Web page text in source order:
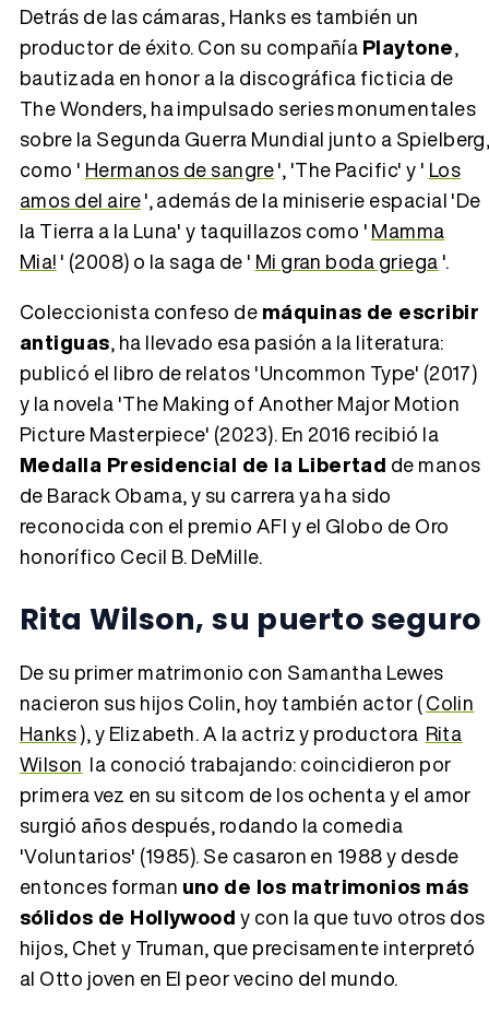
Detrás de las cámaras, Hanks es también un
productor de éxito. Con su compañíaPlaytone,
bautizada en honor a la discográfica ficticia de
The Wonders, ha impulsado series monumentales
sobre la Segunda Guerra Mundial junto a
como ' Hermanos de sangre', 'The Pacific' y ' Los
amos del aire', además de la miniserie espacial 'De
la Tierra a la Luna' y taquillazos como 'Mamma
Mia!' (2008) o la saga de ' Mi gran boda griega'.
Coleccionista confeso demáquinas de escribir
antiguas, ha llevado esa pasión a la literatura:
publicó el libro de relatos 'Uncommon Type' (2017)
y la novela 'The Making of Another Major Motion
Picture Masterpiece' (2023). En 2016 recibió la
Medalla Presidencial de la Libertad de manos
de Barack Obama, y su carrera ya ha sido
reconocida con el premio AFI y el Globo de Oro
honorífico Cecil B. DeMille.
Rita Wilson, su puerto seguro
De su primer matrimonio con Samantha Lewes
nacieron sus hijos Colin, hoy también actor (Colin
Hanks), y Elizabeth. A la actriz y productora Rita
Wilson la conoció trabajando: coincidieron por
primera vez en su sitcom de los ochenta y el amor
surgió años después, rodando la comedia
'Voluntarios' (1985). Se casaron en 1988 y desde
entonces forman uno de los matrimonios más
sólidos de Hollywoody con la que tuvo otros dos
hijos, Chet y Truman, que precisamente interpretó
al Otto joven en El peor vecino del mundo.